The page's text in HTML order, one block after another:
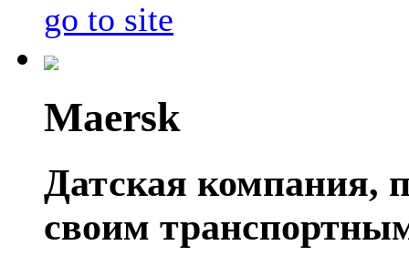
go to site
Maersk
Датская компания,
своим